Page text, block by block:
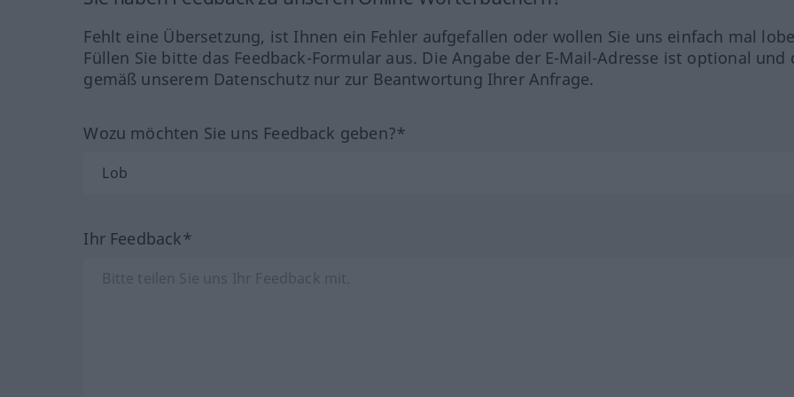
Fehlt eine Übersetzung, ist Ihnen ein Fehler aufgefallen oder wollen Sie uns einfach mal
Füllen Sie bitte das Feedback-Formular aus. Die Angabe der E-Mail-Adresse ist optional und
gemäß unserem Datenschutz nur zur Beantwortung Ihrer Anfrage.
Wozu möchten Sie uns Feedback geben?*
Ihr Feedback*